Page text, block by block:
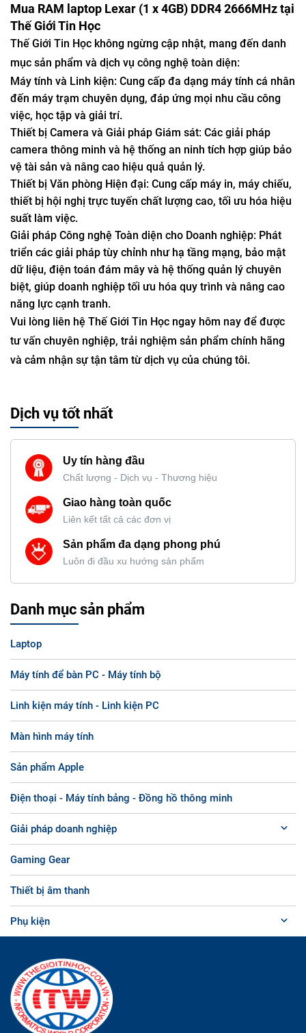
Mua RAM laptop Lexar (1 x 4GB) DDR4 2666MHz tại
Thế Giới Tin Học
Thế Giới Tin Học không ngừng cập nhật, mang đến danh
mục sản phẩm và dịch vụ công nghệ toàn diện:
Máy tính và Linh kiện: Cung cấp đa dạng máy tính cá nhân
đến máy trạm chuyên dụng, đáp ứng mọi nhu cầu công
việc, học tập và giải trí.
Thiết bị Camera và Giải pháp Giám sát: Các giải pháp
camera thông minh và hệ thống an ninh tích hợp giúp bảo
vệ tài sản và nâng cao hiệu quả quản lý.
Thiết bị Văn phòng Hiện đại: Cung cấp máy in, máy chiếu,
thiết bị hội nghị trực tuyến chất lượng cao, tối ưu hóa hiệu
suất làm việc.
Giải pháp Công nghệ Toàn diện cho Doanh nghiệp: Phát
triển các giải pháp tùy chỉnh như hạ tầng mạng, bảo mật
dữ liệu, điện toán đám mây và hệ thống quản lý chuyên
biệt, giúp doanh nghiệp tối ưu hóa quy trình và nâng cao
năng lực cạnh tranh.
Vui lòng liên hệ Thế Giới Tin Học ngay hôm nay để được
tư vấn chuyên nghiệp, trải nghiệm sản phẩm chính hãng
và cảm nhận sự tận tâm từ dịch vụ của chúng tôi.
Dịch vụ tốt nhất
Uy tín hàng đầu
Chất lượng - Dịch vụ - Thương hiệu
Giao hàng toàn quốc
Liên kết tất cả các đơn vị
Sản phẩm đa dạng phong phú
Luôn đi đầu xu hướng sản phẩm
Danh mục sản phẩm
Laptop
Máy tính để bàn PC - Máy tính bộ
Linh kiện máy tính - Linh kiện PC
Màn hình máy tính
Sản phẩm Apple
Điện thoại - Máy tính bảng - Đồng hồ thông minh
Giải pháp doanh nghiệp
Gaming Gear
Thiết bị âm thanh
Phụ kiện